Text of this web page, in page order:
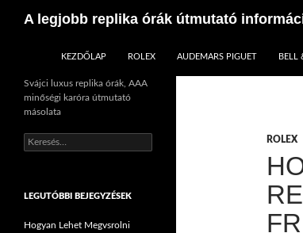
A legjobb replika órák útmutató
KEZDŐLAP
ROLEX AUDEMARS PIGUET BELL
ROLEX
Svájci luxus replika órák, AAA
minőségi karóra útmutató
másolata
Keresés:
LEGUTÓBBI BEJEGYZÉSEK
Hogyan Lehet Megvsrolni